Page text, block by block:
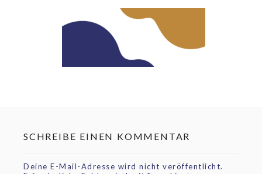
SCHREIBE EINEN KOMMENTAR
Deine E-Mail-Adresse wird nicht veröffentlicht.